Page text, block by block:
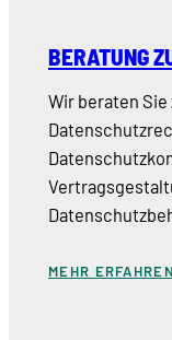
BERATUNG
Wir beraten Sie
MEHR ERFAHREN